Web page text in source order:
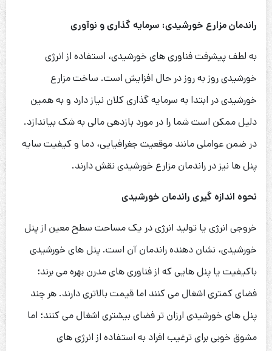
راندمان مزارع خورشیدی: سرمایه گذاری و نوآوری
به لطف پیشرفت فناوری های خورشیدی، استفاده از انرژی
خورشیدی روز به روز در حال افزایش است. ساخت مزارع
خورشیدی در ابتدا به سرمایه گذاری کلان نیاز دارد و به همین
دلیل ممکن است شما را در مورد بازدهی مالی به شک بیاندازد.
در ضمن عواملی مانند موقعیت جغرافیایی، دما و کیفیت سایه
پنل ها نیز در راندمان مزارع خورشیدی نقش دارند.
نحوه اندازه گیری راندمان خورشیدی
خروجی انرژی یا تولید انرژی در یک مساحت سطح معین از پنل
خورشیدی، نشان دهنده راندمان آن است. پنل های خورشیدی
باکیفیت یا پنل هایی که از فناوری های مدرن بهره می برند؛
فضای کمتری اشغال می کنند اما قیمت بالاتری دارند. هر چند
پنل های خورشیدی ارزان تر فضای بیشتری اشغال می کنند؛ اما
مشوق خوبی برای ترغیب افراد به استفاده از انرژی های